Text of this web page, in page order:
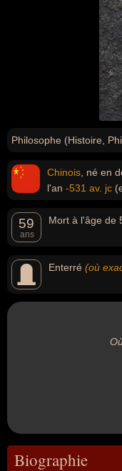
Philosophe (Histoire,
Chinois , né en
l'an -531 av. jc
59
ans
Mort à l'âge de
Enterré (où
Biographie